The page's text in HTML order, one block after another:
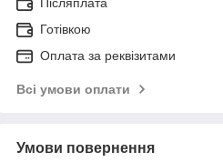
Післяплата
Готівкою
Оплата за реквізитами
Всі умови оплати
Умови повернення